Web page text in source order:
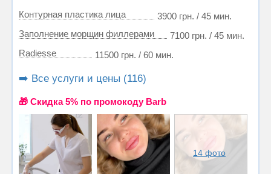
Контурная пластика лица
3900 грн. / 45 мин.
Заполнение морщин филлерами
7100 грн. / 45 мин.
Radiesse
11500 грн. / 60 мин.
➡️ Все услуги и цены (116)
🎁 Cкидка 5% по промокоду Barb
14 фото